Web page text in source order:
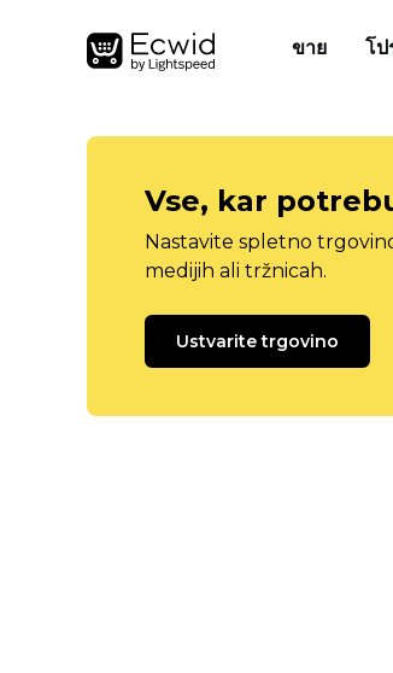
ขาย โป
Vse, kar
Nastavite spletno
medijih ali tržnicah.
Ustvarite trgovino